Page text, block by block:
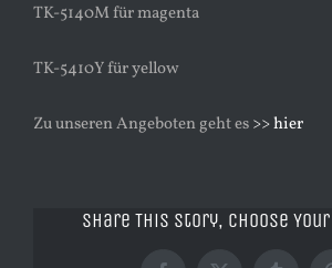
TK-5140M für magenta
TK-5410Y für yellow
Zu unseren Angeboten geht es>> hier
Share This Story, Choose